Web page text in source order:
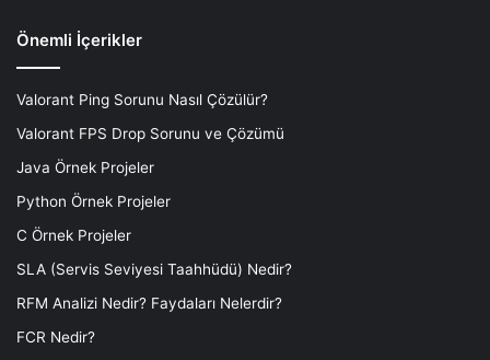
Önemli İçerikler
Valorant Ping Sorunu Nasıl Çözülür?
Valorant FPS Drop Sorunu ve Çözümü
Java Örnek Projeler
Python Örnek Projeler
C Örnek Projeler
SLA (Servis Seviyesi Taahhüdü) Nedir?
RFM Analizi Nedir? Faydaları Nelerdir?
FCR Nedir?